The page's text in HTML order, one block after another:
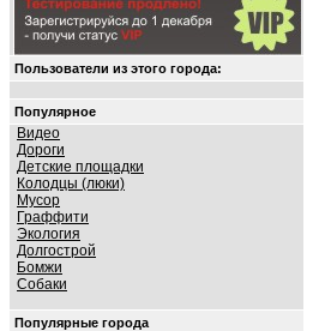
Пользователи из этого города:
Популярное
Видео
Дороги
Детские площадки
Колодцы (люки)
Мусор
Граффити
Экология
Долгострой
Бомжи
Собаки
Популярные города